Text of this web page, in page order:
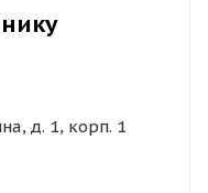
д. 1, корп. 1